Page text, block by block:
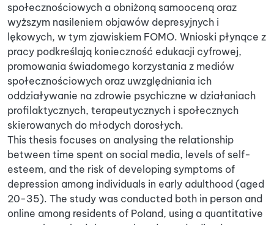
społecznościowych a obniżoną samooceną oraz
wyższym nasileniem objawów depresyjnych i
lękowych, w tym zjawiskiem FOMO. Wnioski płynące z
pracy podkreślają konieczność edukacji cyfrowej,
promowania świadomego korzystania z mediów
społecznościowych oraz uwzględniania ich
oddziaływanie na zdrowie psychiczne w działaniach
profilaktycznych, terapeutycznych i społecznych
skierowanych do młodych dorosłych.
This thesis focuses on analysing the relationship
between time spent on social media, levels of self-
esteem, and the risk of developing symptoms of
depression among individuals in early adulthood (aged
20-35). The study was conducted both in person and
online among residents of Poland, using a quantitative